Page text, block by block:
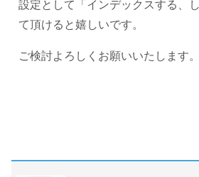
設定として「インデックスする、
て頂けると嬉しいです。
ご検討よろしくお願いいたします。